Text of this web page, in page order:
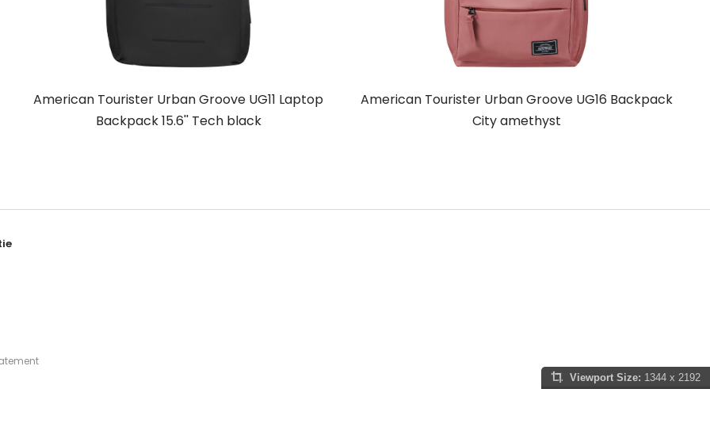
American Tourister Urban Groove UG11 Laptop
Backpack 15.6'' Tech black
American Tourister Urban Groove UG16 Backpack
City amethyst
Viewport Size: 1344 x 2192